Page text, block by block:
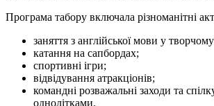
Програма табору включала різноманітні
заняття з англійської мови у
катання на сапбордах;
спортивні ігри;
відвідування атракціонів;
командні розважальні заходи та
однолітками.